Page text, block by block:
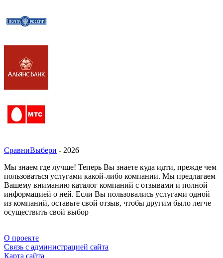
СравниВыбери - 2026
Мы знаем где лучше! Теперь Вы знаете куда идти, прежде чем
пользоваться услугами какой-либо компании. Мы предлагаем
Вашему вниманию каталог компаний с отзывами и полной
информацией о ней. Если Вы пользовались услугами одной
из компаний, оставьте свой отзыв, чтобы другим было легче
осуществить свой выбор
О проекте
Связь с администрацией сайта
Карта сайта